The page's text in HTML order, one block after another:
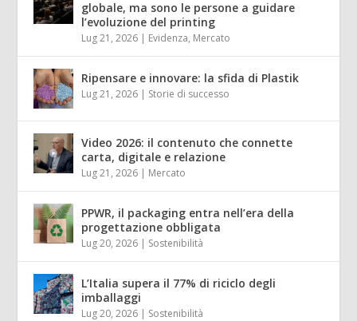
globale, ma sono le persone a guidare
l’evoluzione del printing
Lug 21, 2026 | Evidenza, Mercato
Ripensare e innovare: la sfida di Plastik
Lug 21, 2026 | Storie di successo
Video 2026: il contenuto che connette
carta, digitale e relazione
Lug 21, 2026 | Mercato
PPWR, il packaging entra nell’era della
progettazione obbligata
Lug 20, 2026 | Sostenibilità
L’Italia supera il 77% di riciclo degli
imballaggi
Lug 20, 2026 | Sostenibilità